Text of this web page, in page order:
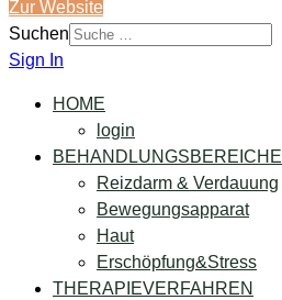
Zur Website
Suchen
Sign In
HOME
login
BEHANDLUNGSBEREICHE
Reizdarm & Verdauung
Bewegungsapparat
Haut
Erschöpfung&Stress
THERAPIEVERFAHREN